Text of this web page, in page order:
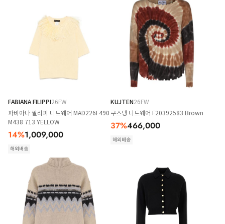
FABIANA FILIPPI26FW
파비아나 필리피 니트웨어 MAD226F490
M438 713 YELLOW
14%1,009,000
해외배송
KUJTEN26FW
쿠즈텡 니트웨어 F20392583 Brown
37%466,000
해외배송